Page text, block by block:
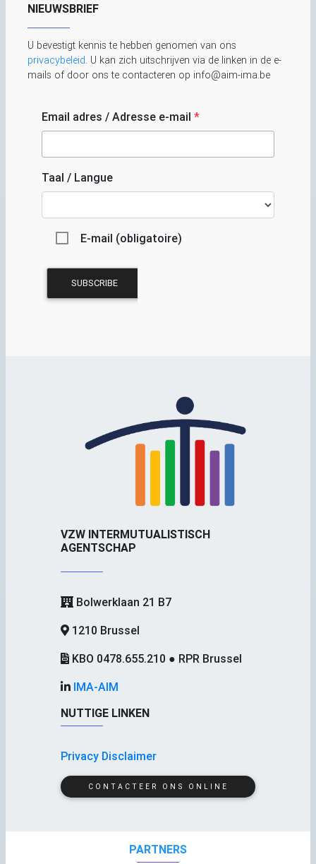
NIEUWSBRIEF
U bevestigt kennis te hebben genomen van ons
privacybeleid. U kan zich uitschrijven via de linken in de e-
mails of door ons te contacteren op info@aim-ima.be
Email adres / Adresse e-mail *
Taal / Langue
E-mail (obligatoire)
VZW INTERMUTUALISTISCH
AGENTSCHAP
Bolwerklaan 21 B7
1210 Brussel
KBO 0478.655.210 ● RPR Brussel
IMA-AIM
NUTTIGE LINKEN
Privacy Disclaimer
CONTACTEER ONS ONLINE
PARTNERS